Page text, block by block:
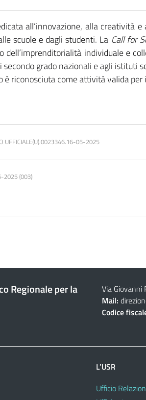
all’innovazione, alla creatività
scuole e dagli studenti. La Call for
dell’imprenditorialità individuale e
grado nazionali e agli istituti
è riconosciuta come attività valida
UFFICIALE(U).0023346.16-05-2025
2025 (003)
Regionale per la Via
Mail:
Codice
L’USR
Ufficio